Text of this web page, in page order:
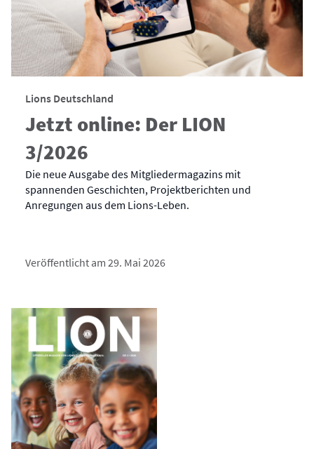
Lions Deutschland
Jetzt online: Der LION
3/2026
Die neue Ausgabe des Mitgliedermagazins mit
spannenden Geschichten, Projektberichten und
Anregungen aus dem Lions-Leben.
Veröffentlicht am 29. Mai 2026